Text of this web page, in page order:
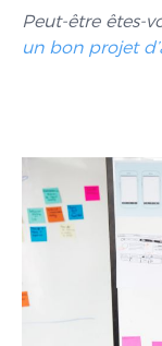
Peut-être êtes-
un bon projet